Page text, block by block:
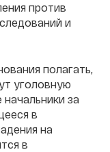
против
и
полагать,
уголовную
за
в
на
в